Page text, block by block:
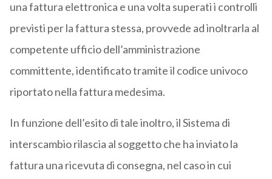
una fattura elettronica e una volta superati i controlli
previsti per la fattura stessa, provvede ad inoltrarla al
competente ufficio dell’amministrazione
committente, identificato tramite il codice univoco
riportato nella fattura medesima.
In funzione dell’esito di tale inoltro, il Sistema di
interscambio rilascia al soggetto che ha inviato la
fattura una ricevuta di consegna, nel caso in cui